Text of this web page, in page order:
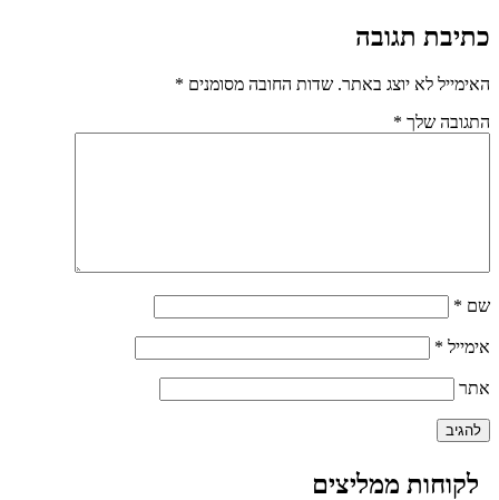
כתיבת תגובה
האימייל לא יוצג באתר. שדות החובה מסומנים *
התגובה שלך *
שם *
אימייל *
אתר
לקוחות ממליצים